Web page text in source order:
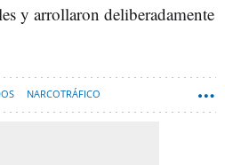
y arrollaron deliberadamente
NARCOTRÁFICO